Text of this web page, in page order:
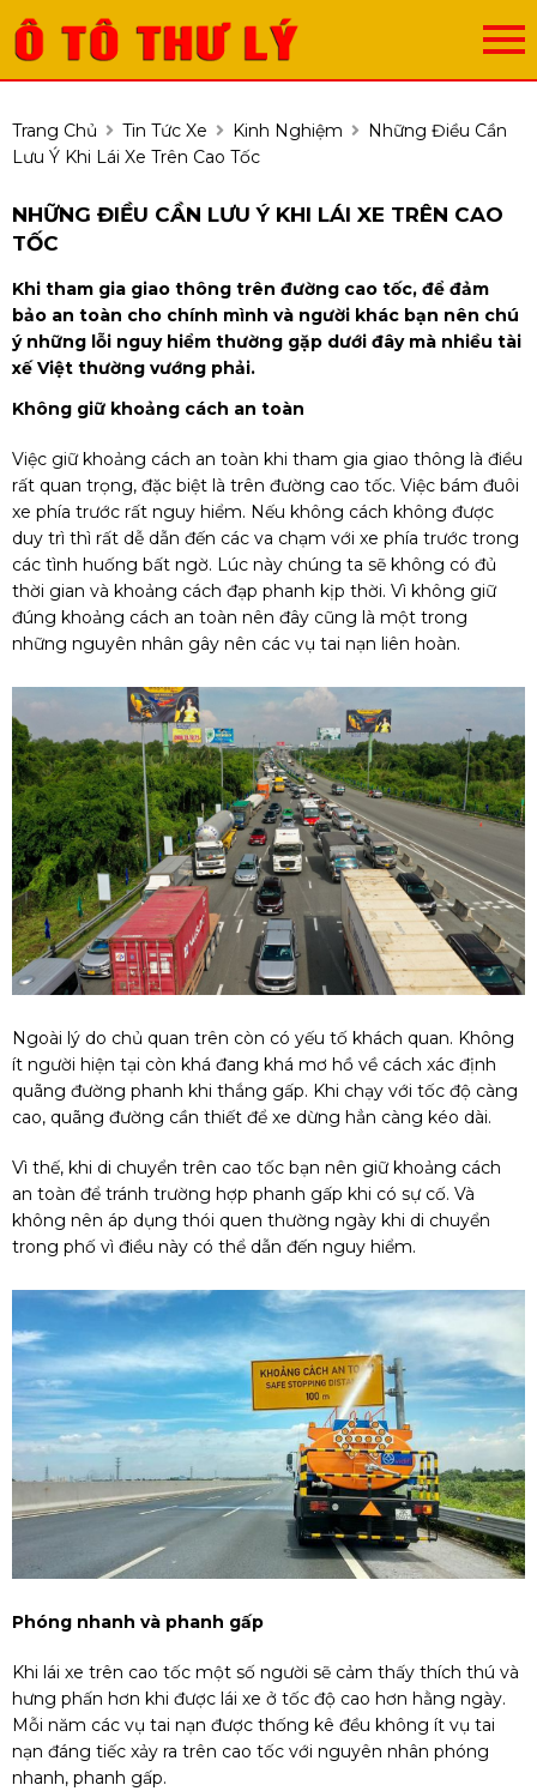
Trang Chủ Tin Tức Xe Kinh Nghiệm
Những Điều Cần
Lưu Ý Khi Lái Xe Trên Cao Tốc
NHỮNG ĐIỀU CẦN LƯU Ý KHI LÁI XE TRÊN CAO
TỐC
Khi tham gia giao thông trên đường cao tốc, để đảm
bảo an toàn cho chính mình và người khác bạn nên chú
ý những lỗi nguy hiểm thường gặp dưới đây mà nhiều tài
xế Việt thường vướng phải.
Không giữ khoảng cách an toàn
Việc giữ khoảng cách an toàn khi tham gia giao thông là điều
rất quan trọng, đặc biệt là trên đường cao tốc. Việc bám đuôi
xe phía trước rất nguy hiểm. Nếu không cách không được
duy trì thì rất dễ dẫn đến các va chạm với xe phía trước trong
các tình huống bất ngờ. Lúc này chúng ta sẽ không có đủ
thời gian và khoảng cách đạp phanh kịp thời. Vì không giữ
đúng khoảng cách an toàn nên đây cũng là một trong
những nguyên nhân gây nên các vụ tai nạn liên hoàn.
Ngoài lý do chủ quan trên còn có yếu tố khách quan. Không
ít người hiện tại còn khá đang khá mơ hồ về cách xác định
quãng đường phanh khi thắng gấp. Khi chạy với tốc độ càng
cao, quãng đường cần thiết để xe dừng hẳn càng kéo dài.
Vì thế, khi di chuyển trên cao tốc bạn nên giữ khoảng cách
an toàn để tránh trường hợp phanh gấp khi có sự cố. Và
không nên áp dụng thói quen thường ngày khi di chuyển
trong phố vì điều này có thể dẫn đến nguy hiểm.
Phóng nhanh và phanh gấp
Khi lái xe trên cao tốc một số người sẽ cảm thấy thích thú và
hưng phấn hơn khi được lái xe ở tốc độ cao hơn hằng ngày.
Mỗi năm các vụ tai nạn được thống kê đều không ít vụ tai
nạn đáng tiếc xảy ra trên cao tốc với nguyên nhân phóng
nhanh, phanh gấp.